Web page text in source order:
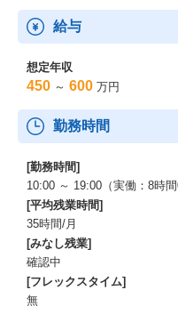
安心して就労するためのソ
保育士さん1人1人に良い選
社会を作ることで、ワーク
います。
事業の影響範囲を日本全国
子育てや活性化に対してアプ
ワークフォース不足に悩む
通じて価値を提供するのが我
給与
想定年収
450 ～ 600 万円
勤務時間
[勤務時間]
10:00 ～ 19:00（実働：8時
[平均残業時間]
35時間/月
[みなし残業]
確認中
[フレックスタイム]
無